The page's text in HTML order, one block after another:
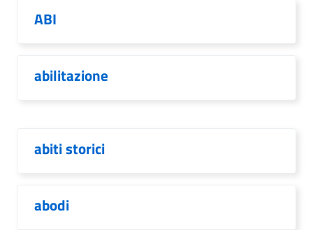
ABI
abilitazione
abiti storici
abodi